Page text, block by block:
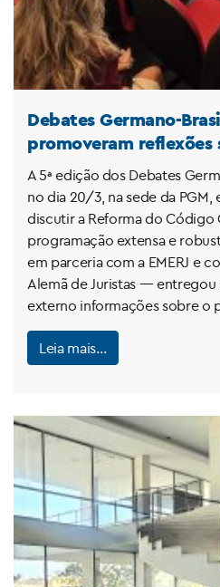
Debates Germano-
promoveram
Reforma do Código Civil
A 5ª edição dos Debates
no dia 20/3, na sede da PGM,
discutir a Reforma do Código
programação extensa e
em parceria com a EMERJ e
Alemã de Juristas —
externo informações sobre o
Leia mais…